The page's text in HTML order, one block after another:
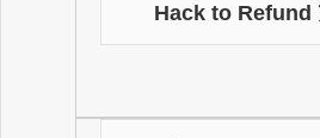
Hack to Refund